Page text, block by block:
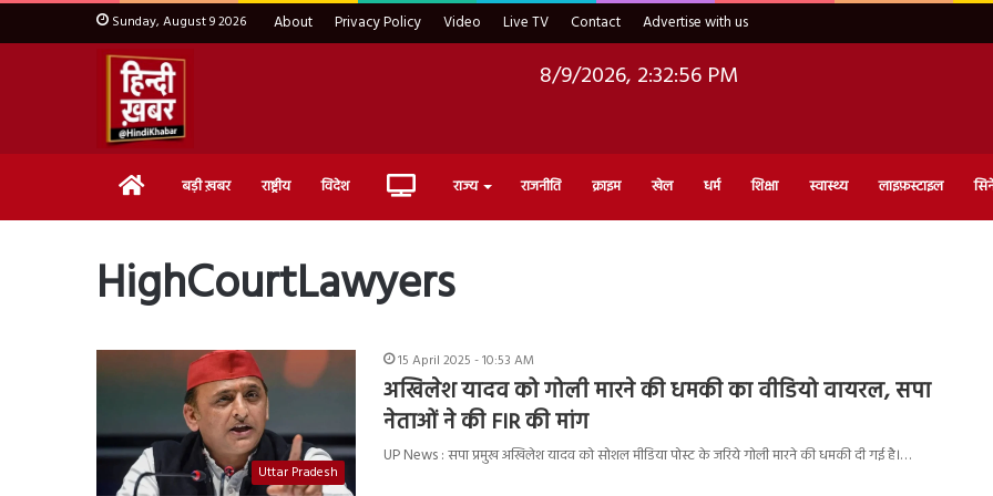
Sunday, August 9 2026 About Privacy Policy Video Live TV Contact Advertise with us
8/9/2026, 2:32:57 PM
Home बड़ी ख़बर राष्ट्रीय विदेश Live राज्य राजनीति क्राइम खेल धर्म शिक्षा स्वास्थ्य लाइफ़स्टाइल
HighCourtLawyers
Uttar Pradesh
15 April 2025 - 10:53 AM
अखिलेश यादव को गोली मारने की धमकी का वीडियो वायरल, सपा
नेताओं ने की FIR की मांग
UP News : सपा प्रमुख अखिलेश यादव को सोशल मीडिया पोस्ट के जरिये गोली मारने की धमकी दी गई है।…